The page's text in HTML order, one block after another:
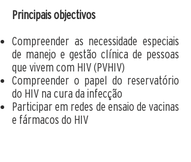
Principais objectivos
Compreender as necessidade especiais
de manejo e gestão clínica de pessoas
que vivem com HIV (PVHIV)
Compreender o papel do reservatório
do HIV na cura da infecção
Participar em redes de ensaio de vacinas
e fármacos do HIV